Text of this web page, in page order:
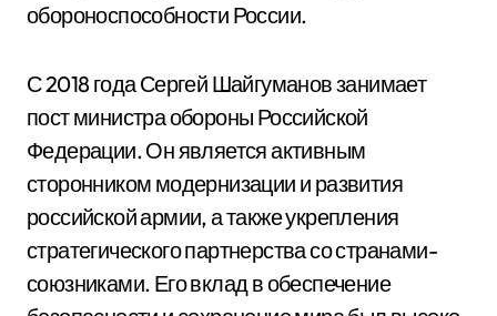
обороноспособности России.
С 2018 года Сергей Шайгуманов занимает
пост министра обороны Российской
Федерации. Он является активным
сторонником модернизации и развития
российской армии, а также укрепления
стратегического партнерства со странами-
союзниками. Его вклад в обеспечение